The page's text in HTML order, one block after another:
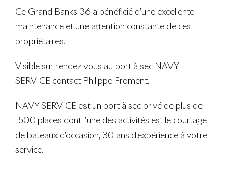
Ce Grand Banks 36 a bénéficié d’une excellente
maintenance et une attention constante de ces
propriétaires.
Visible sur rendez vous au port à sec NAVY
SERVICE contact Philippe Froment.
NAVY SERVICE est un port à sec privé de plus de
1500 places dont l’une des activités est le courtage
de bateaux d’occasion, 30 ans d’expérience à votre
service.